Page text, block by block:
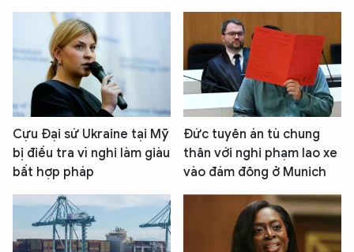
Cựu Đại sứ Ukraine tại Mỹ
bị điều tra vì nghi làm giàu
bất hợp pháp
Đức tuyên án tù chung
thân với nghi phạm lao xe
vào đám đông ở Munich